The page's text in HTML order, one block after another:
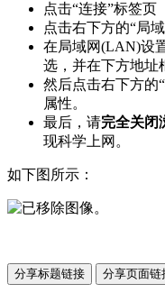
点击“连接”标签页
点击右下方的“局
在局域网(LAN)设
选，并在下方地址
然后点击右下方的
属性。
最后，请完全关闭
现科学上网。
如下图所示：
分享标题链接 分享页面链